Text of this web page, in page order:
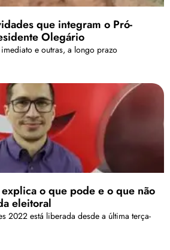
que integram o Pró-
Olegário
e outras, a longo prazo
o que pode e o que não
eleitoral
2022 está liberada desde a última terça-